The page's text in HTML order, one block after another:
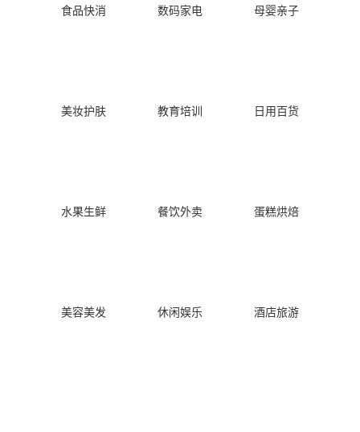
食品快消 数码家电 母婴亲子
美妆护肤 教育培训 日用百货
水果生鲜 餐饮外卖 蛋糕烘焙
美容美发 休闲娱乐 酒店旅游